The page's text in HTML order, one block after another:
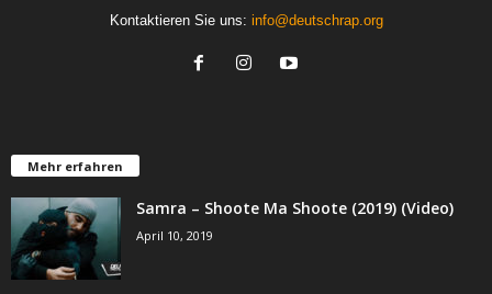
Kontaktieren Sie uns: info@deutschrap.org
Mehr erfahren
Samra – Shoote Ma Shoote (2019) (Video)
April 10, 2019